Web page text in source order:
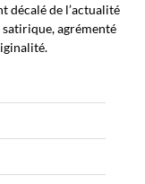
décalé de l’actualité
agrémenté